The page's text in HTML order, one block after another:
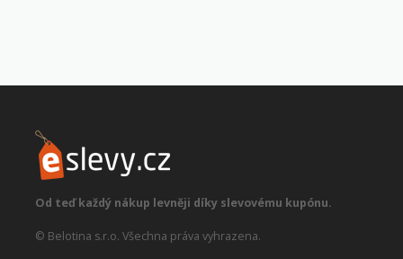
Od teď každý nákup levněji díky slevovému kupónu.
© Belotina s.r.o. Všechna práva vyhrazena.